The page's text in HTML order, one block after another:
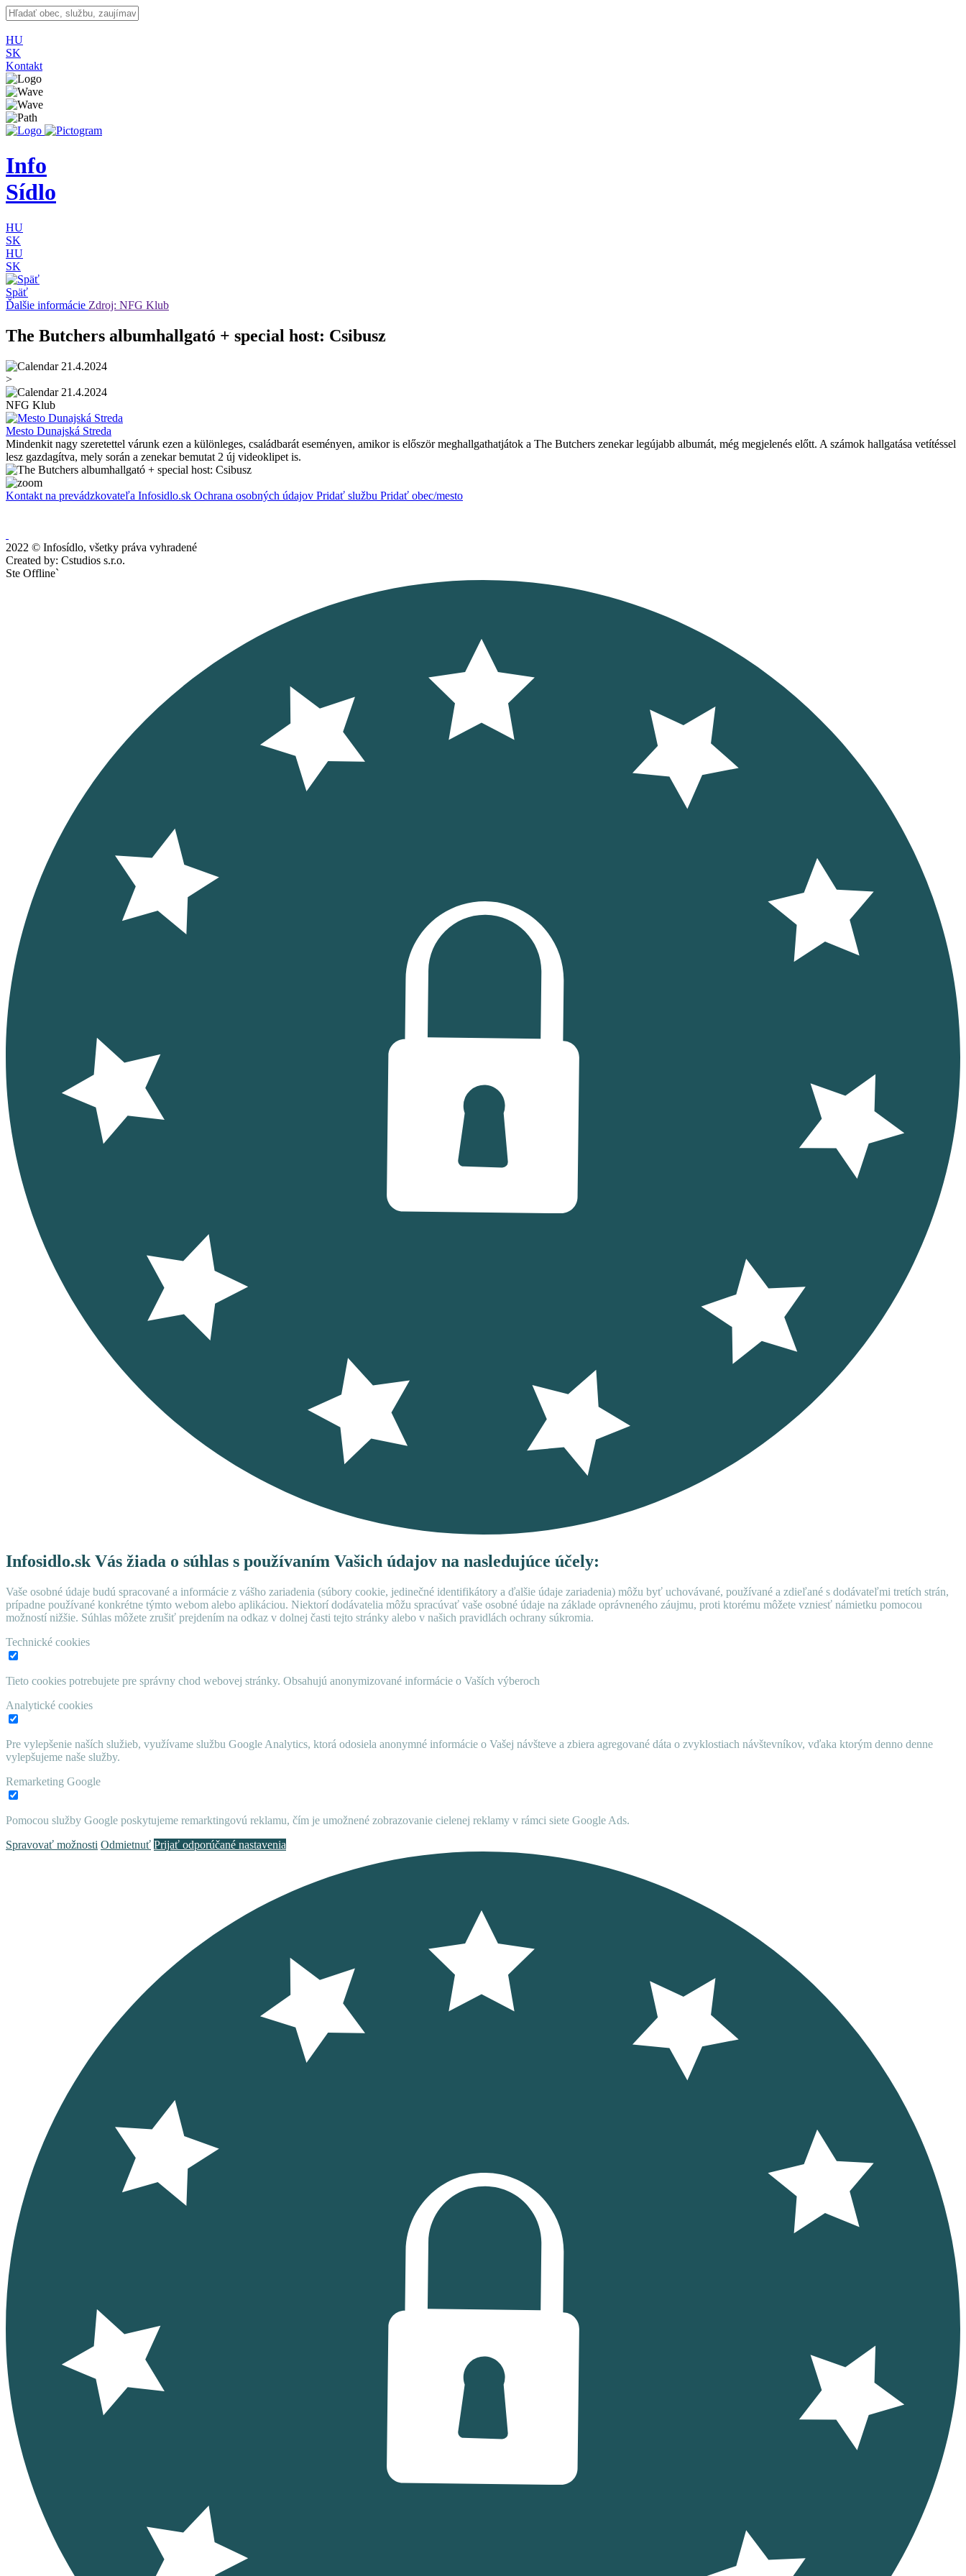
HU
SK
Kontakt
Info
Sídlo
HU
SK
HU
SK
Späť
Ďalšie informácie Zdroj: NFG Klub
The Butchers albumhallgató + special host: Csibusz
21.4.2024
>
21.4.2024
NFG Klub
Mesto Dunajská Streda
Mindenkit nagy szeretettel várunk ezen a különleges, családbarát eseményen, amikor is először meghallgathatjátok a The Butchers zenekar legújabb albumát, még megjelenés előtt. A számok hallgatása vetítéssel
lesz gazdagítva, mely során a zenekar bemutat 2 új videoklipet is.
Kontakt na prevádzkovateľa Infosidlo.sk Ochrana osobných údajov Pridať službu Pridať obec/mesto
2022 © Infosídlo, všetky práva vyhradené
Created by: Cstudios s.r.o.
Ste Offline`
Infosidlo.sk Vás žiada o súhlas s používaním Vašich údajov na nasledujúce účely:
Vaše osobné údaje budú spracované a informácie z vášho zariadenia (súbory cookie, jedinečné identifikátory a ďalšie údaje zariadenia) môžu byť uchovávané, používané a zdieľané s dodávateľmi tretích strán,
prípadne používané konkrétne týmto webom alebo aplikáciou. Niektorí dodávatelia môžu spracúvať vaše osobné údaje na základe oprávneného záujmu, proti ktorému môžete vzniesť námietku pomocou
možností nižšie. Súhlas môžete zrušiť prejdením na odkaz v dolnej časti tejto stránky alebo v našich pravidlách ochrany súkromia.
Technické cookies
Tieto cookies potrebujete pre správny chod webovej stránky. Obsahujú anonymizované informácie o Vaších výberoch
Analytické cookies
Pre vylepšenie naších služieb, využívame službu Google Analytics, ktorá odosiela anonymné informácie o Vašej návšteve a zbiera agregované dáta o zvyklostiach návštevníkov, vďaka ktorým denno denne
vylepšujeme naše služby.
Remarketing Google
Pomocou služby Google poskytujeme remarktingovú reklamu, čím je umožnené zobrazovanie cielenej reklamy v rámci siete Google Ads.
Spravovať možnosti Odmietnuť Prijať odporúčané nastavenia